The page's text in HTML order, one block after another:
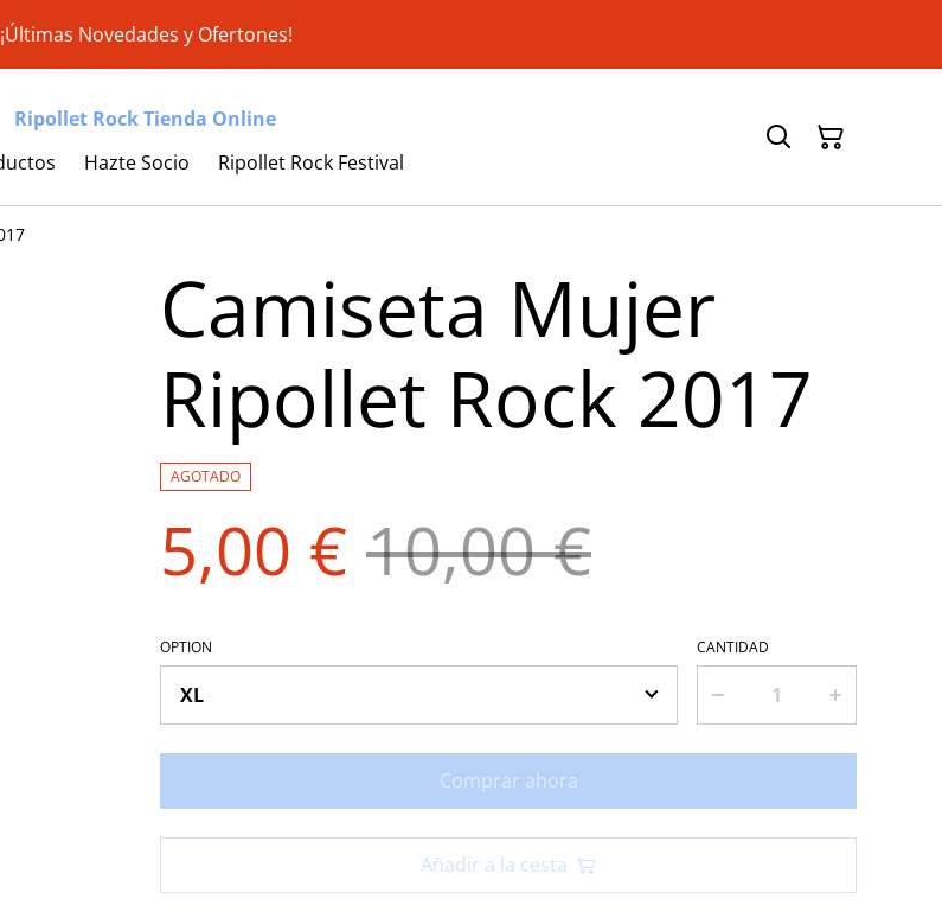
¡Últimas Novedades y Ofertones!
Ripollet Rock Tienda Online
Hazte Socio Ripollet Rock Festival
Camiseta Mujer
Ripollet Rock 2017
AGOTADO
5,00 € 10,00 €
OPTION CANTIDAD
Comprar ahora
Añadir a la cesta